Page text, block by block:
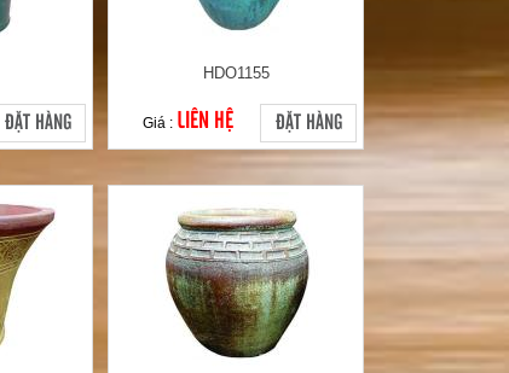
ĐẶT HÀNG
HDO1155
Giá : LIÊN HỆ ĐẶT HÀNG